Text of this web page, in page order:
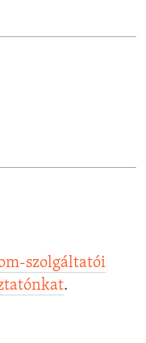
szolgáltatói
.